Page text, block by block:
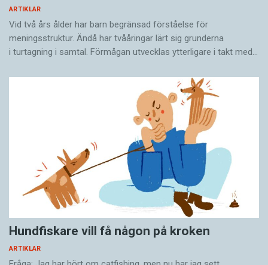
ARTIKLAR
Vid två års ålder har barn begränsad förståelse för
meningsstruktur. Ändå har tvååringar lärt sig grunderna
i turtagning i samtal. Förmågan utvecklas ytterligare i takt med…
Hundfiskare vill få någon på kroken
ARTIKLAR